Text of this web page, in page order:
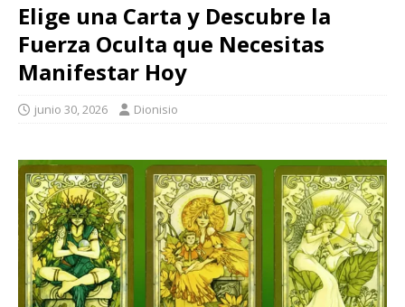
Elige una Carta y Descubre la
Fuerza Oculta que Necesitas
Manifestar Hoy
junio 30, 2026 Dionisio